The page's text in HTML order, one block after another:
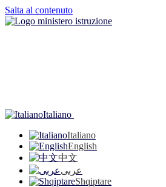
Salta al contenuto
Italiano
Italiano
English
中文
عربى
Shqiptare